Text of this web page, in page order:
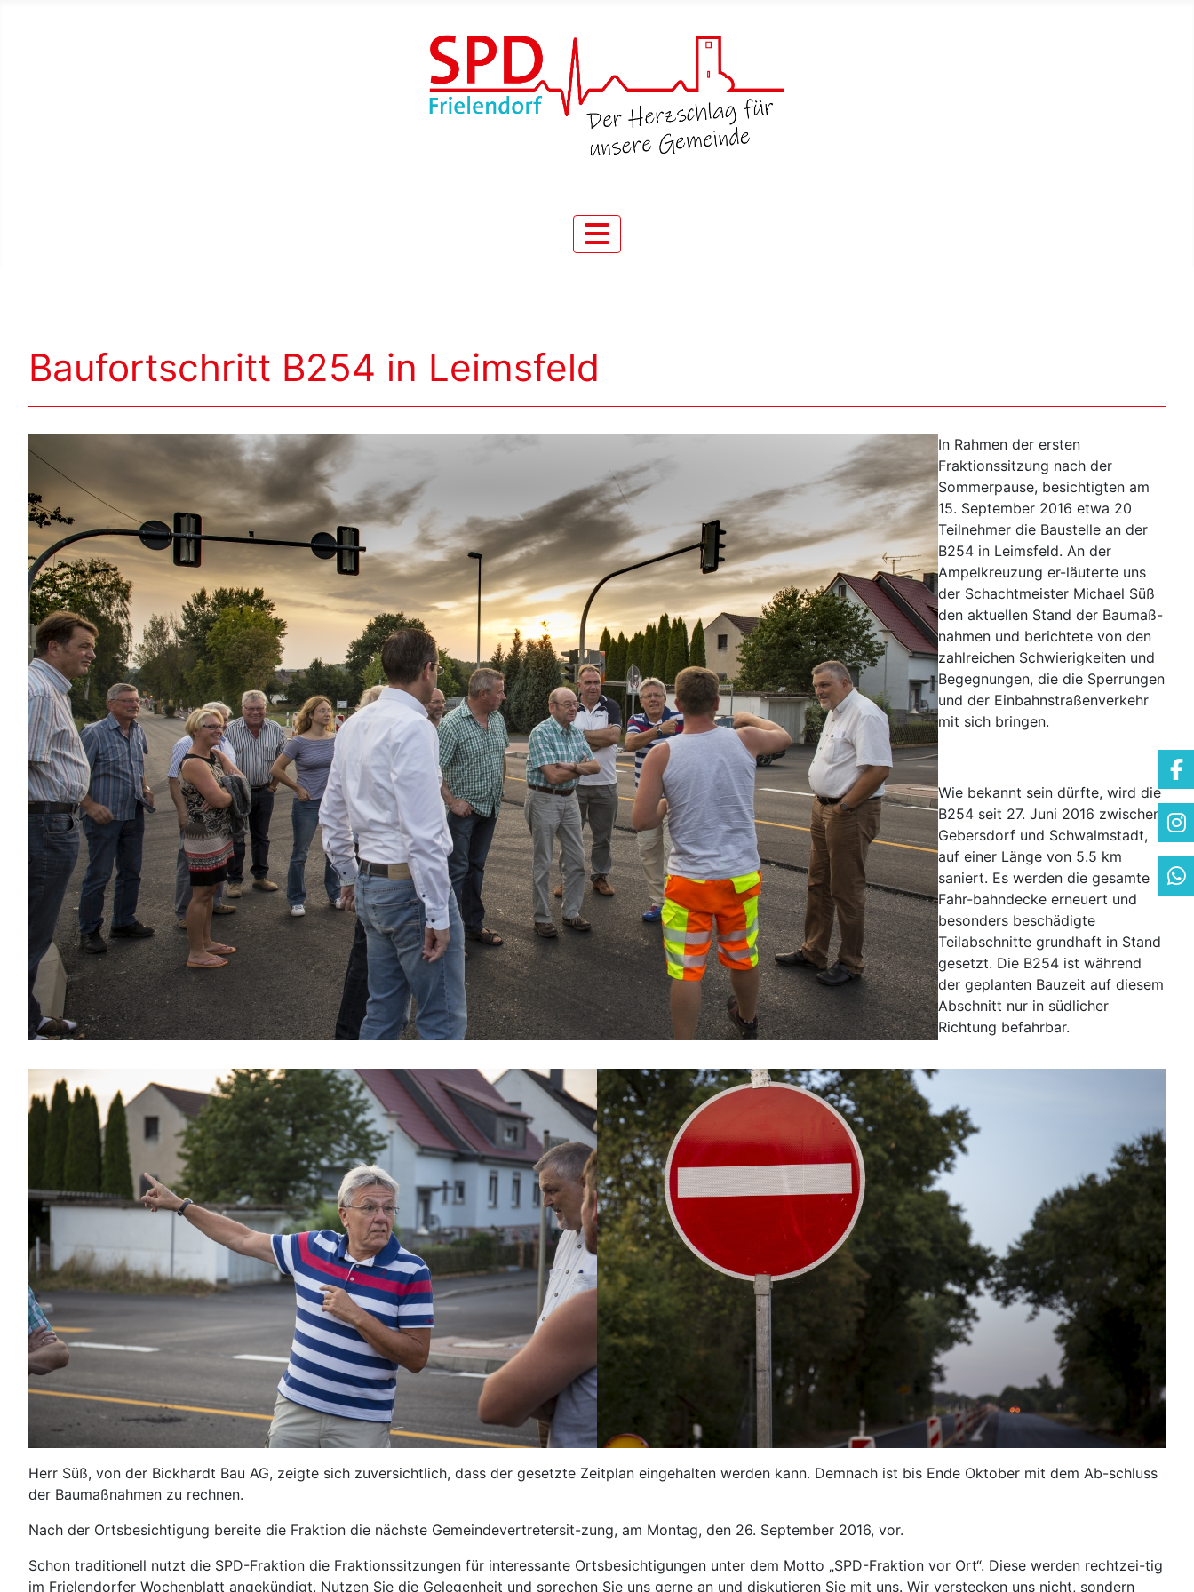
Baufortschritt B254 in Leimsfeld
In Rahmen der ersten
Fraktionssitzung nach der
Sommerpause, besichtigten am
15. September 2016 etwa 20
Teilnehmer die Baustelle an der
B254 in Leimsfeld. An der
Ampelkreuzung er-läuterte uns
der Schachtmeister Michael Süß
den aktuellen Stand der Baumaß-
nahmen und berichtete von den
zahlreichen Schwierigkeiten und
Begegnungen, die die Sperrungen
und der Einbahnstraßenverkehr
mit sich bringen.
Wie bekannt sein dürfte, wird die
B254 seit 27. Juni 2016 zwischen
Gebersdorf und Schwalmstadt,
auf einer Länge von 5.5 km
saniert. Es werden die gesamte
Fahr-bahndecke erneuert und
besonders beschädigte
Teilabschnitte grundhaft in Stand
gesetzt. Die B254 ist während
der geplanten Bauzeit auf diesem
Abschnitt nur in südlicher
Richtung befahrbar.
Herr Süß, von der Bickhardt Bau AG, zeigte sich zuversichtlich, dass der gesetzte Zeitplan eingehalten werden kann. Demnach ist bis Ende Oktober mit dem Ab-schluss
der Baumaßnahmen zu rechnen.
Nach der Ortsbesichtigung bereite die Fraktion die nächste Gemeindevertretersit-zung, am Montag, den 26. September 2016, vor.
Schon traditionell nutzt die SPD-Fraktion die Fraktionssitzungen für interessante Ortsbesichtigungen unter dem Motto „SPD-Fraktion vor Ort“. Diese werden rechtzei-tig
im Frielendorfer Wochenblatt angekündigt. Nutzen Sie die Gelegenheit und sprechen Sie uns gerne an und diskutieren Sie mit uns. Wir verstecken uns nicht, sondern